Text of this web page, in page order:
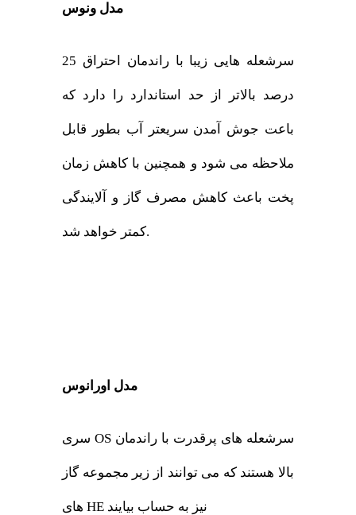
مدل ونوس
سرشعله هایی زیبا با راندمان احتراق 25
درصد بالاتر از حد استاندارد را دارد که
باعت جوش آمدن سریعتر آب بطور قابل
ملاحظه می شود و همچنین با کاهش زمان
پخت باعث کاهش مصرف گاز و آلایندگی
کمتر خواهد شد.
مدل اورانوس
سری OS سرشعله های پرقدرت با راندمان
بالا هستند که می توانند از زیر مجموعه گاز
های HE نیز به حساب بیایند